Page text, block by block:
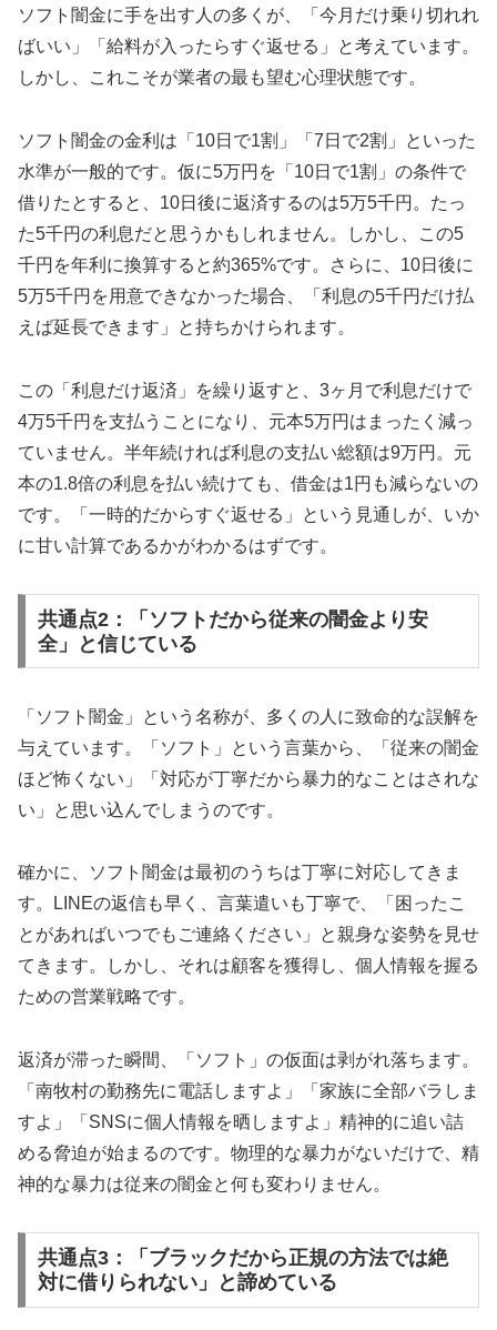
ソフト闇金に手を出す人の多くが、「今月だけ乗り切れれ
ばいい」「給料が入ったらすぐ返せる」と考えています。
しかし、これこそが業者の最も望む心理状態です。
ソフト闇金の金利は「10日で1割」「7日で2割」といった
水準が一般的です。仮に5万円を「10日で1割」の条件で
借りたとすると、10日後に返済するのは5万5千円。たっ
た5千円の利息だと思うかもしれません。しかし、この5
千円を年利に換算すると約365%です。さらに、10日後に
5万5千円を用意できなかった場合、「利息の5千円だけ払
えば延長できます」と持ちかけられます。
この「利息だけ返済」を繰り返すと、3ヶ月で利息だけで
4万5千円を支払うことになり、元本5万円はまったく減っ
ていません。半年続ければ利息の支払い総額は9万円。元
本の1.8倍の利息を払い続けても、借金は1円も減らないの
です。「一時的だからすぐ返せる」という見通しが、いか
に甘い計算であるかがわかるはずです。
共通点2：「ソフトだから従来の闇金より安
全」と信じている
「ソフト闇金」という名称が、多くの人に致命的な誤解を
与えています。「ソフト」という言葉から、「従来の闇金
ほど怖くない」「対応が丁寧だから暴力的なことはされな
い」と思い込んでしまうのです。
確かに、ソフト闇金は最初のうちは丁寧に対応してきま
す。LINEの返信も早く、言葉遣いも丁寧で、「困ったこ
とがあればいつでもご連絡ください」と親身な姿勢を見せ
てきます。しかし、それは顧客を獲得し、個人情報を握る
ための営業戦略です。
返済が滞った瞬間、「ソフト」の仮面は剥がれ落ちます。
「南牧村の勤務先に電話しますよ」「家族に全部バラしま
すよ」「SNSに個人情報を晒しますよ」精神的に追い詰
める脅迫が始まるのです。物理的な暴力がないだけで、精
神的な暴力は従来の闇金と何も変わりません。
共通点3：「ブラックだから正規の方法では絶
対に借りられない」と諦めている